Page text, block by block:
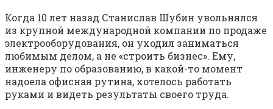
Когда 10 лет назад Станислав Шубин увольнялся
из крупной международной компании по продаже
электрооборудования, он уходил заниматься
любимым делом, а не «строить бизнес». Ему,
инженеру по образованию, в какой-то момент
надоела офисная рутина, хотелось работать
руками и видеть результаты своего труда.